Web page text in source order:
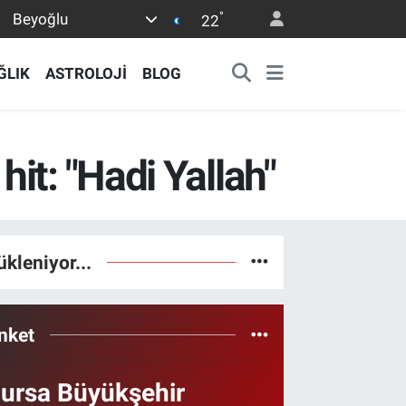
Beyoğlu 22°
ASTROLOJİ BLOG
"Hadi Yallah"
Büyükşehir